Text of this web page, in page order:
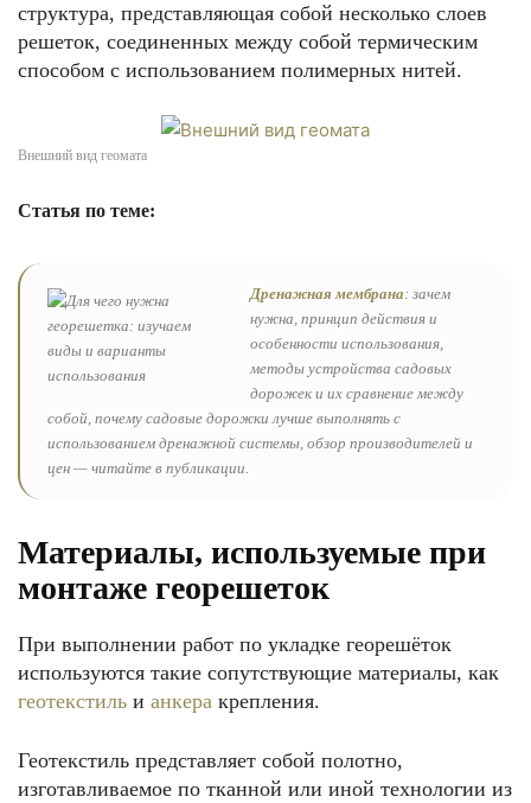
структура, представляющая собой несколько слоев
решеток, соединенных между собой термическим
способом с использованием полимерных нитей.
Внешний вид геомата
Статья по теме:
Дренажная мембрана: зачем
нужна, принцип действия и
особенности использования,
методы устройства садовых
дорожек и их сравнение между
собой, почему садовые дорожки лучше выполнять с
использованием дренажной системы, обзор производителей и
цен — читайте в публикации.
Материалы, используемые при
монтаже георешеток
При выполнении работ по укладке георешёток
используются такие сопутствующие материалы, как
геотекстиль и анкера крепления.
Геотекстиль представляет собой полотно,
изготавливаемое по тканной или иной технологии из